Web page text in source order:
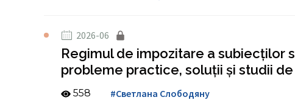
2026-06
Regimul de impozitare a subiecților
probleme practice, soluții și studii
558 #Светлана Слободяну